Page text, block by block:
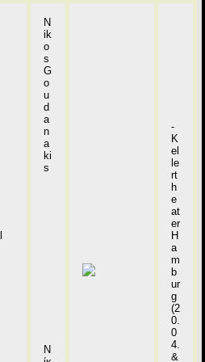
N
ik
o
s
G
o
u
d
a
n
a
ki
s
Ν
-
K
el
le
rt
h
e
at
er
H
a
m
b
ur
g
(2
0.
0
4.
&